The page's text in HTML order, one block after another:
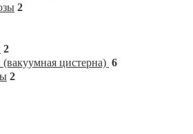
2
2
цистерна) 6
2